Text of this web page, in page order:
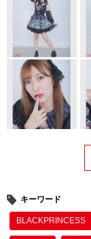
キーワード
BLACKPRINCESS